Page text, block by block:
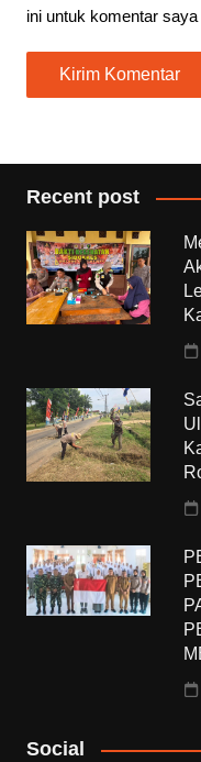
ini untuk komentar
Recent post
Social